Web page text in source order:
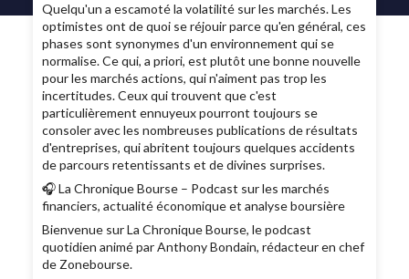
Quelqu'un a escamoté la volatilité sur les marchés. Les
optimistes ont de quoi se réjouir parce qu'en général, ces
phases sont synonymes d'un environnement qui se
normalise. Ce qui, a priori, est plutôt une bonne nouvelle
pour les marchés actions, qui n'aiment pas trop les
incertitudes. Ceux qui trouvent que c'est
particulièrement ennuyeux pourront toujours se
consoler avec les nombreuses publications de résultats
d'entreprises, qui abritent toujours quelques accidents
de parcours retentissants et de divines surprises.
🎧 La Chronique Bourse – Podcast sur les marchés
financiers, actualité économique et analyse boursière
Bienvenue sur La Chronique Bourse, le podcast
quotidien animé par Anthony Bondain, rédacteur en chef
de Zonebourse.